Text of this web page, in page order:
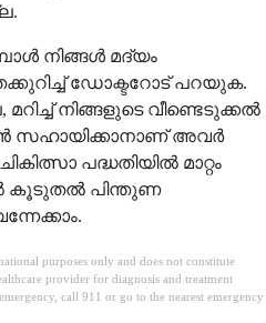
നിങ്ങൾ മദ്യം
ഡോക്ടറോട് പറയുക.
നിങ്ങളുടെ വീണ്ടെടുക്കൽ
സഹായിക്കാനാണ് അവർ
പദ്ധതിയിൽ മാറ്റം
കൂടുതൽ പിന്തുണ
purposes only and does not constitute
provider for diagnosis and treatment
call 911 or go to the nearest emergency